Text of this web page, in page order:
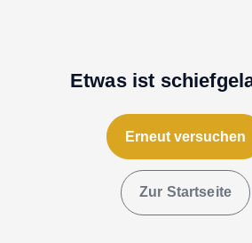
Etwas ist
Erneut versuchen
Zur Startseite